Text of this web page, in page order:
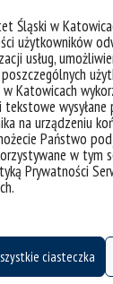
Śląski w
użytkowników
usług,
w Katowicach
tekstowe
na urządzeniu
Państwo
w tym
Prywatności
ciasteczka
(1956-